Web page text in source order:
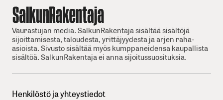
Vaurastujan media. SalkunRakentaja sisältää sisältöjä
sijoittamisesta, taloudesta, yrittäjyydesta ja arjen raha-
asioista. Sivusto sisältää myös kumppaneidensa kaupallista
sisältöä. SalkunRakentaja ei anna sijoitussuosituksia.
Henkilöstö ja yhteystiedot